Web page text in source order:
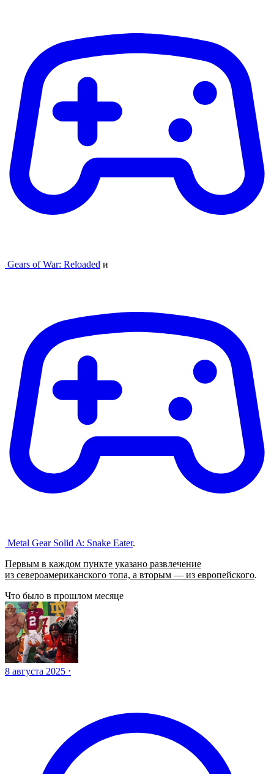
Gears of War: Reloaded и
Metal Gear Solid Δ: Snake Eater.
Первым в каждом пункте указано развлечение
из североамериканского топа, а вторым — из европейского.
Что было в прошлом месяце
8 августа 2025 ⋅